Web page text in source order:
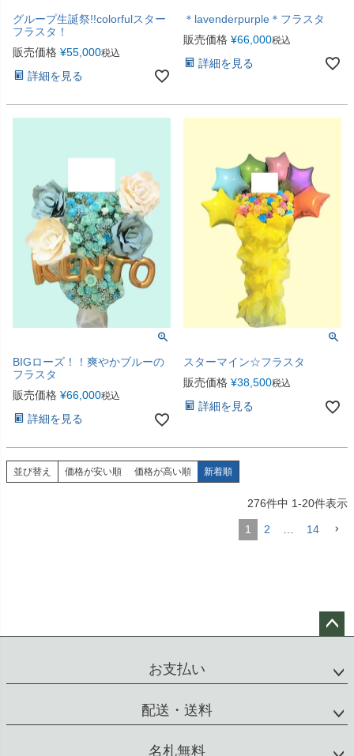
グループ生誕祭!!colorfulスター
フラスタ！
販売価格 ¥55,000税込
詳細を見る
＊lavenderpurple＊フラスタ
販売価格 ¥66,000税込
詳細を見る
BIGローズ！！爽やかブルーの
フラスタ
販売価格 ¥66,000税込
詳細を見る
スターマイン☆フラスタ
販売価格 ¥38,500税込
詳細を見る
並び替え 価格が安い順 価格が高い順 新着順
276件中 1-20件表示
1 2 … 14
ップ
お支払い
配送・送料
名札無料